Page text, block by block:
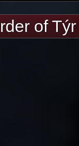
of Týr